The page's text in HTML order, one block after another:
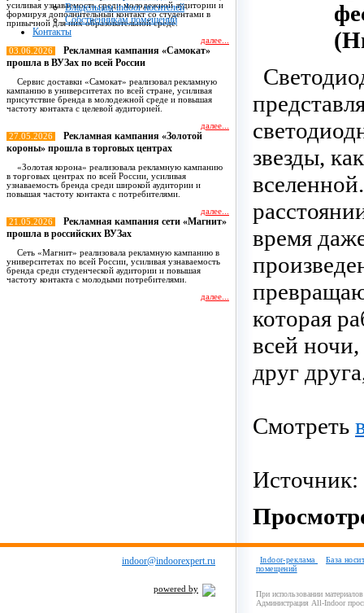
Владельцам indoor носителей
Собственникам помещений
Контакты
усиливая узнаваемость среди молодежной аудитории и
формируя дополнительный контакт со студентами в
привычной для них образовательной среде.
далее...
03.06.2026
Рекламная кампания «Самокат»
прошла в ВУЗах по всей России
Сервис доставки «Самокат» реализовал рекламную
кампанию в университетах по всей стране, усиливая
присутствие бренда в молодежной среде и повышая
частоту контакта с целевой аудиторией.
далее...
27.05.2026
Рекламная кампания «Золотой
короны» прошла в торговых центрах
«Золотая корона» реализовала рекламную кампанию
в торговых центрах по всей России, усиливая
узнаваемость бренда среди широкой аудитории и
повышая частоту контакта с потребителями.
далее...
21.05.2026
Рекламная кампания сети «Магнит»
прошла в российских ВУЗах
Сеть «Магнит» реализовала рекламную кампанию в
университетах по всей России, усиливая узнаваемость
бренда среди студенческой аудитории и повышая
частоту контакта с молодыми потребителями.
далее...
звезды,
время
которая
всей
друг
Смотреть
Источник:
indoor@indoorexpert.ru
powered by
Indoor-реклама
База
помещений
При использовании
Администрация All-Indoor